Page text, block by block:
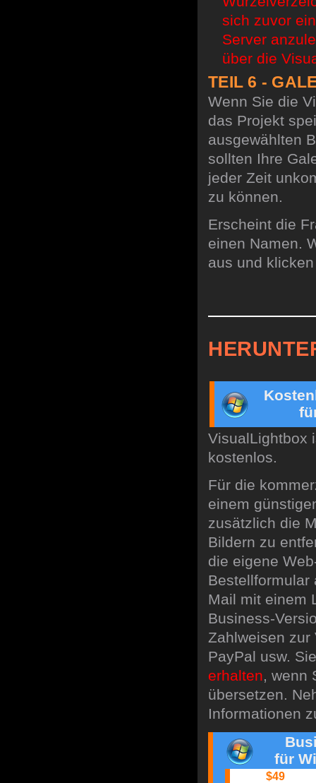
sich zuvor
Server
über die
TEIL 6 -
Wenn Sie die
das Projekt
ausgewählten
sollten Ihre
jeder Zeit
zu können.
Erscheint die
einen Namen.
aus und
VisualLightbox
kostenlos.
Für die
einem
zusätzlich die
Bildern zu
die eigene
Bestellformular
Mail mit einem
Business-
Zahlweisen zur
PayPal usw.
erhalten, wenn
übersetzen.
Informationen
für
$49